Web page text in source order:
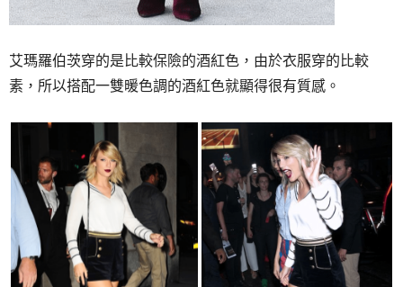
艾瑪羅伯茨穿的是比較保險的酒紅色，由於衣服穿的比較
素，所以搭配一雙暖色調的酒紅色就顯得很有質感。